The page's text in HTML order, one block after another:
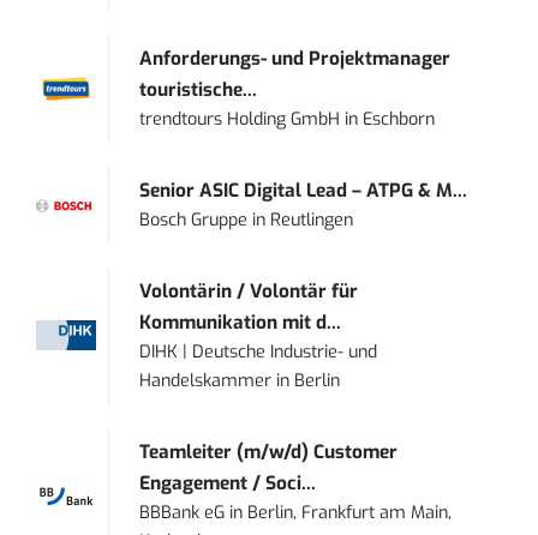
Anforderungs- und Projektmanager
touristische...
trendtours Holding GmbH in Eschborn
Senior ASIC Digital Lead – ATPG & M...
Bosch Gruppe in Reutlingen
Volontärin / Volontär für
Kommunikation mit d...
DIHK | Deutsche Industrie- und
Handelskammer in Berlin
Teamleiter (m/w/d) Customer
Engagement / Soci...
BBBank eG in Berlin, Frankfurt am Main,